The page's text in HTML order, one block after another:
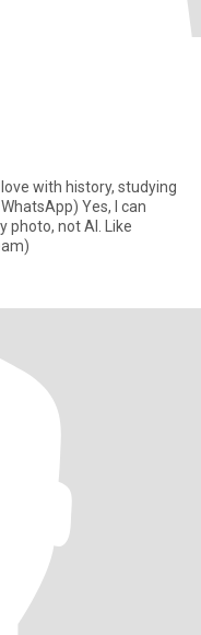
with history, studying
Yes, I can
photo, not AI. Like